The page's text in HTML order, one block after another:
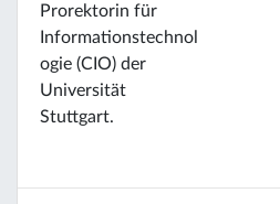
Prorektorin für
Informationstechnol
ogie (CIO) der
Universität
Stuttgart.